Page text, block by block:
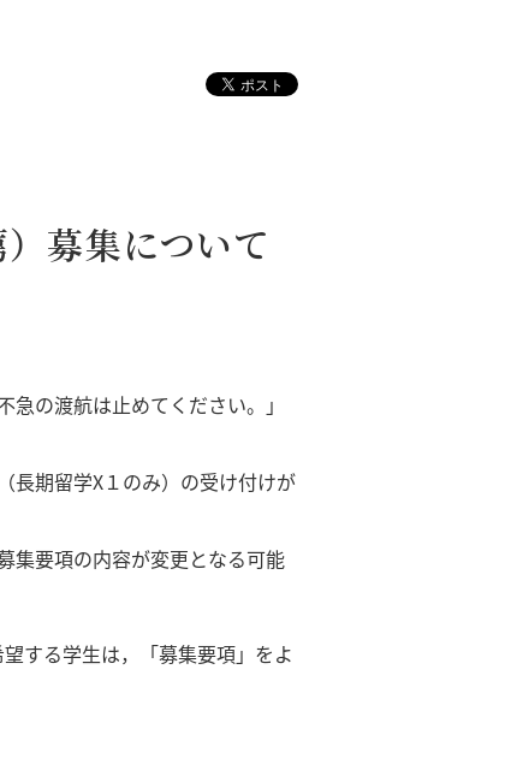
募集について
の渡航は止めてください。」
長期留学X１のみ）の受け付けが
集要項の内容が変更となる可能
する学生は，「募集要項」をよ